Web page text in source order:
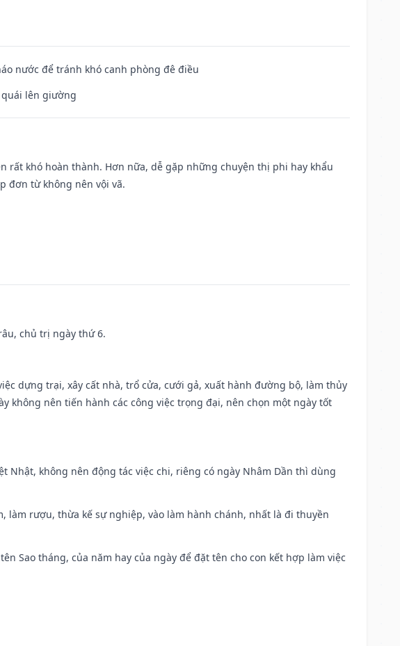
nước để tránh khó canh phòng đê điều
quái lên giường
rất khó hoàn thành. Hơn nữa, dễ gặp những chuyện thị phi hay khẩu
đơn từ không nên vội vã.
chủ trị ngày thứ 6.
dựng trại, xây cất nhà, trổ cửa, cưới gả, xuất hành đường bộ, làm thủy
không nên tiến hành các công việc trọng đại, nên chọn một ngày tốt
Nhật, không nên động tác việc chi, riêng có ngày Nhâm Dần thì dùng
làm rượu, thừa kế sự nghiệp, vào làm hành chánh, nhất là đi thuyền
Sao tháng, của năm hay của ngày để đặt tên cho con kết hợp làm việc